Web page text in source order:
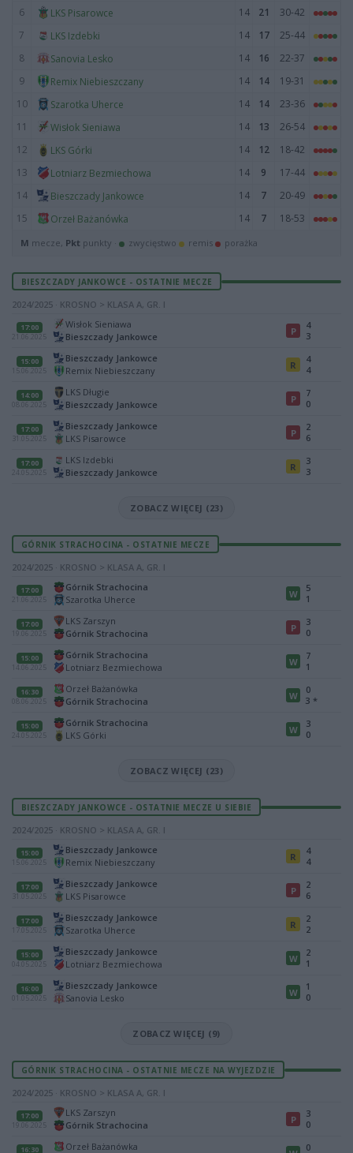
6 LKS Pisarowce 14 21
30-42
7
LKS Izdebki 14 17
25-44
8
Sanovia Lesko 14 16
22-37
9
Remix Niebieszczany 14 14
19-31
10
Szarotka Uherce 14 14
23-36
11
Wisłok Sieniawa 14 13
26-54
12
LKS Górki 14 12
18-42
13
Lotniarz Bezmiechowa 14 9
17-44
14
Bieszczady Jankowce 14 7
20-49
15
Orzeł Bażanówka 14 7 18-53
M mecze, Pkt punkty · zwycięstwo remis porażka
BIESZCZADY JANKOWCE - OSTATNIE MECZE
2024/2025 · KROSNO > KLASA A, GR. I
17:00
21.06.2025
Wisłok Sieniawa
Bieszczady Jankowce
P
4
3
15:00
15.06.2025
Bieszczady Jankowce
Remix Niebieszczany
R
4
4
14:00
08.06.2025
LKS Długie
Bieszczady Jankowce
P
7
0
17:00
31.05.2025
Bieszczady Jankowce
LKS Pisarowce
P
2
6
17:00
24.05.2025
LKS Izdebki
Bieszczady Jankowce
R
3
3
ZOBACZ WIĘCEJ (23)
GÓRNIK STRACHOCINA - OSTATNIE MECZE
2024/2025 · KROSNO > KLASA A, GR. I
17:00
21.06.2025
Górnik Strachocina
Szarotka Uherce
W
5
1
17:00
19.06.2025
LKS Zarszyn
Górnik Strachocina
P
3
0
15:00
14.06.2025
Górnik Strachocina
Lotniarz Bezmiechowa
W
7
1
16:30
08.06.2025
Orzeł Bażanówka
Górnik Strachocina
W
0
3 *
15:00
24.05.2025
Górnik Strachocina
LKS Górki
W
3
0
ZOBACZ WIĘCEJ (23)
BIESZCZADY JANKOWCE - OSTATNIE MECZE U SIEBIE
2024/2025 · KROSNO > KLASA A, GR. I
15:00
15.06.2025
Bieszczady Jankowce
Remix Niebieszczany
R
4
4
17:00
31.05.2025
Bieszczady Jankowce
LKS Pisarowce
P
2
6
17:00
17.05.2025
Bieszczady Jankowce
Szarotka Uherce
R
2
2
15:00
04.05.2025
Bieszczady Jankowce
Lotniarz Bezmiechowa
W
2
1
16:00
01.05.2025
Bieszczady Jankowce
Sanovia Lesko
W
1
0
ZOBACZ WIĘCEJ (9)
GÓRNIK STRACHOCINA - OSTATNIE MECZE NA WYJEZDZIE
2024/2025 · KROSNO > KLASA A, GR. I
17:00
19.06.2025
LKS Zarszyn
Górnik Strachocina
P
3
0
16:30
Orzeł Bażanówka
0